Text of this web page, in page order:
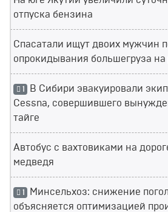
отпуска бензина
Спасатали ищут двоих мужчин
опрокидывания большегруза на
1 В Сибири эвакуировали
Cessna, совершившего
тайге
Автобус с вахтовиками на
медведя
1 Минсельхоз: снижение
объясняется оптимизацией